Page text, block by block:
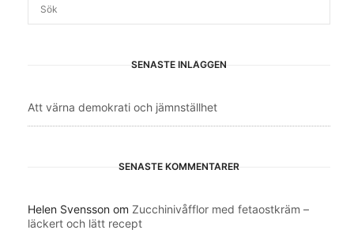
SENASTE INLÄGGEN
Att värna demokrati och jämnställhet
SENASTE KOMMENTARER
Helen Svensson om Zucchinivåfflor med fetaostkräm –
läckert och lätt recept